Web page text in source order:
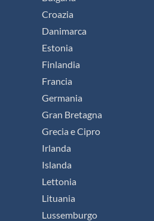
Croazia
Danimarca
Estonia
Finlandia
Francia
Germania
Gran Bretagna
Grecia e Cipro
Irlanda
Islanda
Lettonia
Lituania
Lussemburgo